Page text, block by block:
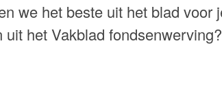
we het beste uit het blad voor
uit het Vakblad fondsenwerving?